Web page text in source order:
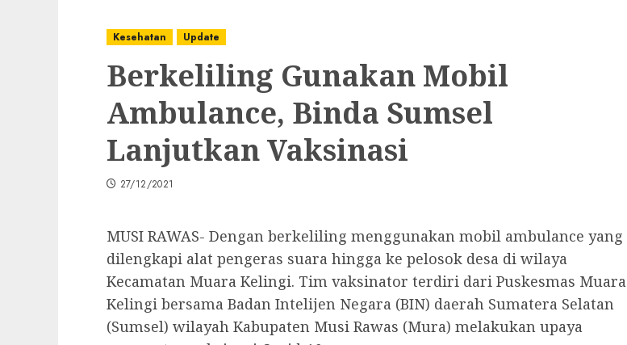
Kesehatan Update
Berkeliling Gunakan Mobil
Ambulance, Binda Sumsel
Lanjutkan Vaksinasi
27/12/2021
MUSI RAWAS- Dengan berkeliling menggunakan mobil ambulance yang
dilengkapi alat pengeras suara hingga ke pelosok desa di wilaya
Kecamatan Muara Kelingi. Tim vaksinator terdiri dari Puskesmas Muara
Kelingi bersama Badan Intelijen Negara (BIN) daerah Sumatera Selatan
(Sumsel) wilayah Kabupaten Musi Rawas (Mura) melakukan upaya